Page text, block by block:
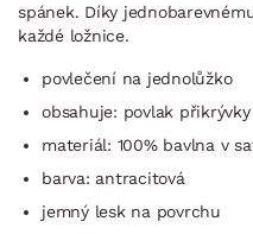
spánek. Díky
každé ložnice.
povlečení na jednolůžko
obsahuje: povlak
materiál: 100% bavlna v
barva: antracitová
jemný lesk na povrchu